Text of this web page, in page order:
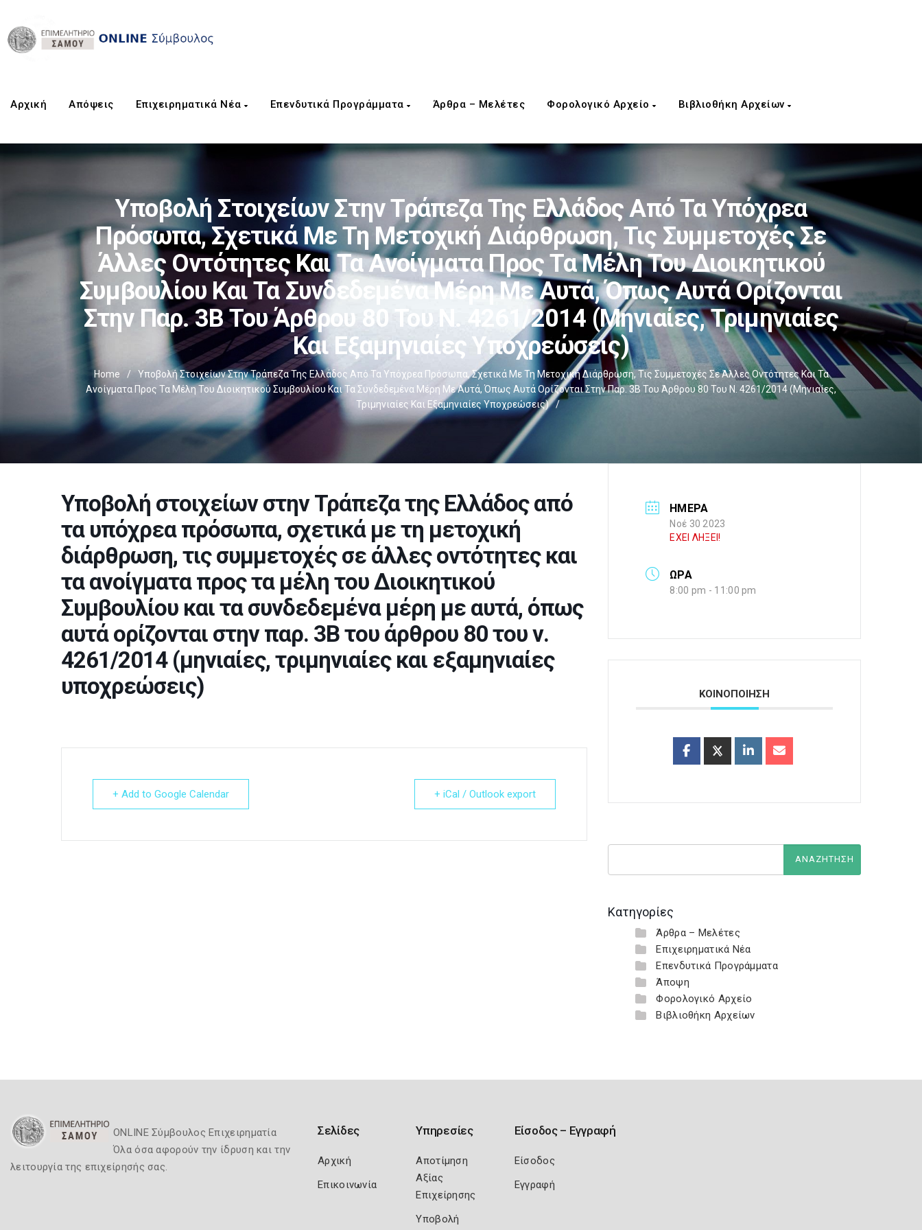
Αρχική Aπόψεις Επιχειρηματικά Νέα Επενδυτικά Προγράμματα Άρθρα – Μελέτες Φορολογικό Αρχείο Βιβλιοθήκη Αρχείων
Υποβολή Στοιχείων Στην Τράπεζα Της Ελλάδος Από Τα Υπόχρεα
Πρόσωπα, Σχετικά Με Τη Μετοχική Διάρθρωση, Τις Συμμετοχές Σε
Άλλες Οντότητες Και Τα Ανοίγματα Προς Τα Μέλη Του Διοικητικού
Συμβουλίου Και Τα Συνδεδεμένα Μέρη Με Αυτά, Όπως Αυτά Ορίζονται
Στην Παρ. 3Β Του Άρθρου 80 Του Ν. 4261/2014 (μηνιαίες, Τριμηνιαίες
Και Εξαμηνιαίες Υποχρεώσεις)
Home /
Υποβολή Στοιχείων Στην Τράπεζα Της Ελλάδος Από Τα Υπόχρεα Πρόσωπα, Σχετικά Με Τη Μετοχική Διάρθρωση, Τις Συμμετοχές Σε Άλλες Οντότητες Και Τα
Ανοίγματα Προς Τα Μέλη Του Διοικητικού Συμβουλίου Και Τα Συνδεδεμένα Μέρη Με Αυτά, Όπως Αυτά Ορίζονται Στην Παρ. 3Β Του Άρθρου 80 Του Ν. 4261/2014 (μηνιαίες,
Τριμηνιαίες Και Εξαμηνιαίες Υποχρεώσεις)
/
Υποβολή στοιχείων στην Τράπεζα της Ελλάδος από
τα υπόχρεα πρόσωπα, σχετικά με τη μετοχική
διάρθρωση, τις συμμετοχές σε άλλες οντότητες και
τα ανοίγματα προς τα μέλη του Διοικητικού
Συμβουλίου και τα συνδεδεμένα μέρη με αυτά, όπως
αυτά ορίζονται στην παρ. 3Β του άρθρου 80 του ν.
4261/2014 (μηνιαίες, τριμηνιαίες και εξαμηνιαίες
υποχρεώσεις)
+ Add to Google Calendar + iCal / Outlook export
ΗΜΕΡΑ
Νοέ 30 2023
ΕΧΕΙ ΛΗΞΕΙ!
ΩΡΑ
8:00 pm - 11:00 pm
ΚΟΙΝΟΠΟΙΗΣΗ
Κατηγορίες
Άρθρα – Μελέτες
Επιχειρηματικά Νέα
Επενδυτικά Προγράμματα
Άποψη
Φορολογικό Αρχείο
Βιβλιοθήκη Αρχείων
ONLINE Σύμβουλος Επιχειρηματία
Όλα όσα αφορούν την ίδρυση και την
λειτουργία της επιχείρησής σας.
Σελίδες
Αρχική
Επικοινωνία
Υπηρεσίες
Αποτίμηση
Αξίας
Επιχείρησης
Υποβολή
Είσοδος – Εγγραφή
Είσοδος
Εγγραφή